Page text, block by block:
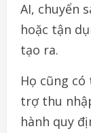
AI, chuyển
hoặc tận
tạo ra.
Họ cũng
trợ thu
hành quy